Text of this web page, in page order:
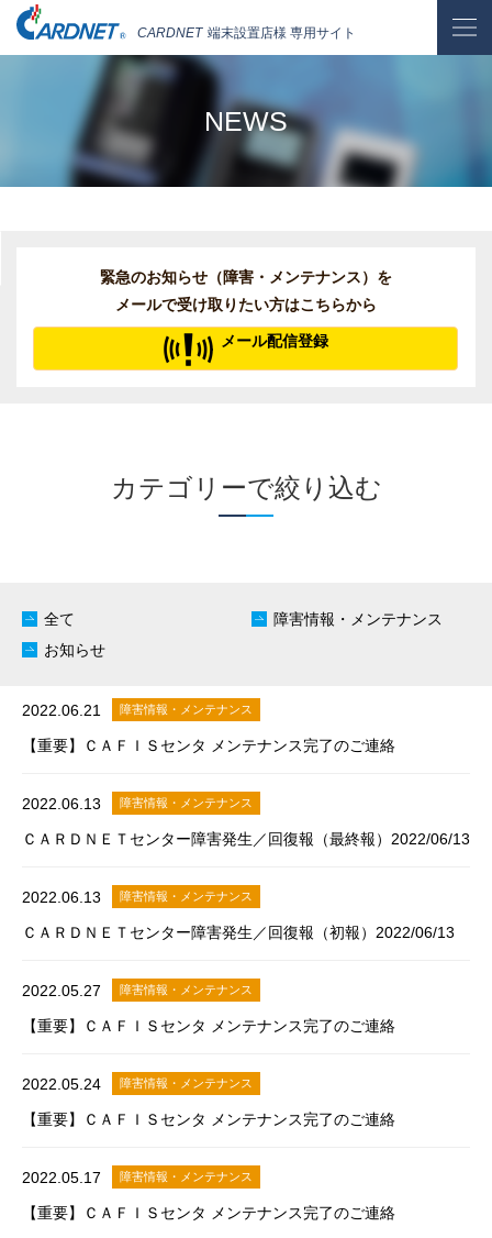
CARDNET 端末設置店様 専用サイト
NEWS
緊急のお知らせ（障害・メンテナンス）を
メールで受け取りたい方はこちらから
メール配信登録
カテゴリーで絞り込む
全て
障害情報・メンテナンス
お知らせ
2022.06.21 障害情報・メンテナンス
【重要】ＣＡＦＩＳセンタ メンテナンス完了のご連絡
2022.06.13 障害情報・メンテナンス
ＣＡＲＤＮＥＴセンター障害発生／回復報（最終報）2022/06/13
2022.06.13 障害情報・メンテナンス
ＣＡＲＤＮＥＴセンター障害発生／回復報（初報）2022/06/13
2022.05.27 障害情報・メンテナンス
【重要】ＣＡＦＩＳセンタ メンテナンス完了のご連絡
2022.05.24 障害情報・メンテナンス
【重要】ＣＡＦＩＳセンタ メンテナンス完了のご連絡
2022.05.17 障害情報・メンテナンス
【重要】ＣＡＦＩＳセンタ メンテナンス完了のご連絡